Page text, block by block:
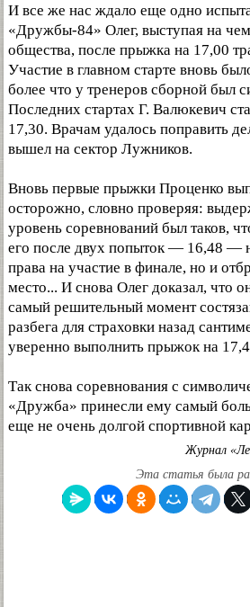
И все же нас ждало еще одно
«Дружбы-84» Олег, выступая на
общества, после прыжка на 17,00
Участие в главном старте вновь
более что у тренеров сборной был
Последних стартах Г. Валюкевич
17,30. Врачам удалось поправить
вышел на сектор Лужников.
Вновь первые прыжки Проценко
осторожно, словно проверяя:
уровень соревнований был таков,
его после двух попыток — 16,48 —
права на участие в финале, но и
место... И снова Олег доказал, что
самый решительный момент
разбега для страховки назад
уверенно выполнить прыжок на
Так снова соревнования с
«Дружба» принесли ему самый
еще не очень долгой спортивной
Журнал
Эта статья была